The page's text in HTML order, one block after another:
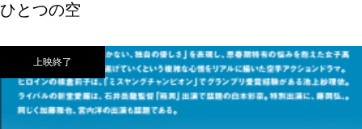
ひとつの空
上映終了